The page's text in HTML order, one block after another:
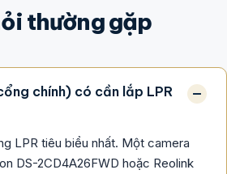
thường gặp
chính) có cần lắp LPR
LPR tiêu biểu nhất. Một camera
DS-2CD4A26FWD hoặc Reolink